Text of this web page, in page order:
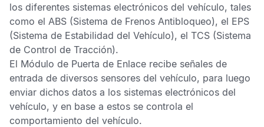
los diferentes sistemas electrónicos del vehículo, tales
como el ABS (Sistema de Frenos Antibloqueo), el EPS
(Sistema de Estabilidad del Vehículo), el TCS (Sistema
de Control de Tracción).
El Módulo de Puerta de Enlace recibe señales de
entrada de diversos sensores del vehículo, para luego
enviar dichos datos a los sistemas electrónicos del
vehículo, y en base a estos se controla el
comportamiento del vehículo.